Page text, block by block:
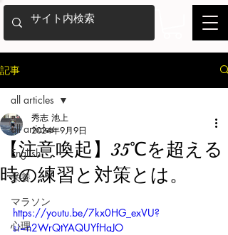
記事
all articles
English
栄養
マラソン
心理
all articles
【注意喚起】35℃を超える
時の練習と対策とは。
秀志 池上
2024年9月9日
https://youtu.be/7kx0HG_exVU?
si=n2WrQtYAQUYfHaJO